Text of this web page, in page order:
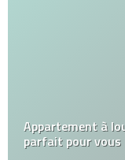
Appartement à
parfait pour vous